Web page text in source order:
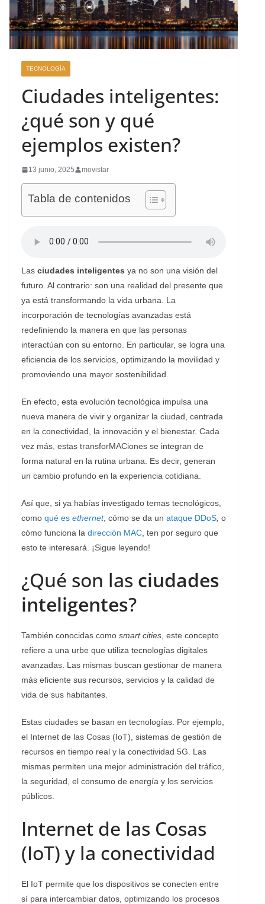
TECNOLOGÍA
Ciudades inteligentes:
¿qué son y qué
ejemplos existen?
13 junio, 2025 movistar
Tabla de contenidos
Las ciudades inteligentes ya no son una visión del
futuro. Al contrario: son una realidad del presente que
ya está transformando la vida urbana. La
incorporación de tecnologías avanzadas está
redefiniendo la manera en que las personas
interactúan con su entorno. En particular, se logra una
eficiencia de los servicios, optimizando la movilidad y
promoviendo una mayor sostenibilidad.
En efecto, esta evolución tecnológica impulsa una
nueva manera de vivir y organizar la ciudad, centrada
en la conectividad, la innovación y el bienestar. Cada
vez más, estas transforMACiones se integran de
forma natural en la rutina urbana. Es decir, generan
un cambio profundo en la experiencia cotidiana.
Así que, si ya habías investigado temas tecnológicos,
como qué es ethernet, cómo se da un ataque DDoS o
cómo funciona la dirección MAC , ten por seguro que
esto te interesará. ¡Sigue leyendo!
¿Qué son las ciudades
inteligentes?
También conocidas como smart cities , este concepto
refiere a una urbe que utiliza tecnologías digitales
avanzadas. Las mismas buscan gestionar de manera
más eficiente sus recursos, servicios y la calidad de
vida de sus habitantes.
Estas ciudades se basan en tecnologías. Por ejemplo,
el Internet de las Cosas (IoT), sistemas de gestión de
recursos en tiempo real y la conectividad 5G. Las
mismas permiten una mejor administración del tráfico,
la seguridad, el consumo de energía y los servicios
públicos.
Internet de las Cosas
(IoT) y la conectividad
El IoT permite que los dispositivos se conecten entre
sí para intercambiar datos, optimizando los procesos